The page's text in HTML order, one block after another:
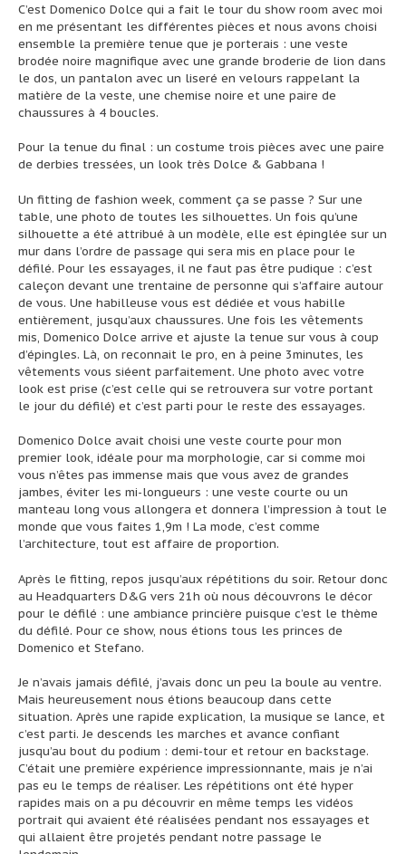
C’est Domenico Dolce qui a fait le tour du show room avec moi
en me présentant les différentes pièces et nous avons choisi
ensemble la première tenue que je porterais : une veste
brodée noire magnifique avec une grande broderie de lion dans
le dos, un pantalon avec un liseré en velours rappelant la
matière de la veste, une chemise noire et une paire de
chaussures à 4 boucles.
Pour la tenue du final : un costume trois pièces avec une paire
de derbies tressées, un look très Dolce & Gabbana !
Un fitting de fashion week, comment ça se passe ? Sur une
table, une photo de toutes les silhouettes. Un fois qu’une
silhouette a été attribué à un modèle, elle est épinglée sur un
mur dans l’ordre de passage qui sera mis en place pour le
défilé. Pour les essayages, il ne faut pas être pudique : c’est
caleçon devant une trentaine de personne qui s’affaire autour
de vous. Une habilleuse vous est dédiée et vous habille
entièrement, jusqu’aux chaussures. Une fois les vêtements
mis, Domenico Dolce arrive et ajuste la tenue sur vous à coup
d’épingles. Là, on reconnait le pro, en à peine 3minutes, les
vêtements vous siéent parfaitement. Une photo avec votre
look est prise (c’est celle qui se retrouvera sur votre portant
le jour du défilé) et c’est parti pour le reste des essayages.
Domenico Dolce avait choisi une veste courte pour mon
premier look, idéale pour ma morphologie, car si comme moi
vous n’êtes pas immense mais que vous avez de grandes
jambes, éviter les mi-longueurs : une veste courte ou un
manteau long vous allongera et donnera l’impression à tout le
monde que vous faites 1,9m ! La mode, c’est comme
l’architecture, tout est affaire de proportion.
Après le fitting, repos jusqu’aux répétitions du soir. Retour donc
au Headquarters D&G vers 21h où nous découvrons le décor
pour le défilé : une ambiance princière puisque c’est le thème
du défilé. Pour ce show, nous étions tous les princes de
Domenico et Stefano.
Je n’avais jamais défilé, j’avais donc un peu la boule au ventre.
Mais heureusement nous étions beaucoup dans cette
situation. Après une rapide explication, la musique se lance, et
c’est parti. Je descends les marches et avance confiant
jusqu’au bout du podium : demi-tour et retour en backstage.
C’était une première expérience impressionnante, mais je n’ai
pas eu le temps de réaliser. Les répétitions ont été hyper
rapides mais on a pu découvrir en même temps les vidéos
portrait qui avaient été réalisées pendant nos essayages et
qui allaient être projetés pendant notre passage le